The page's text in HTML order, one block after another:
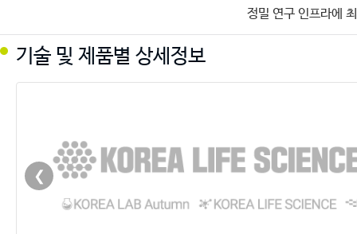
정밀 연구 인프라에
기술 및 제품별 상세정보
❮